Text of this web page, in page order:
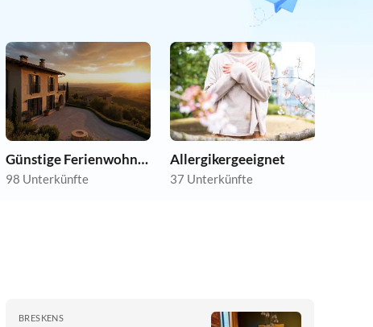
Günstige Ferienwohnungen
98 Unterkünfte
Allergikergeeignet
37 Unterkünfte
BRESKENS